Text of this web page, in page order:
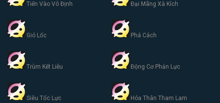
Tiến Vào Vô Định Đại Mãng Xà Kích
Gió Lốc Phá Cách
Trùm Kết Liễu Động Cơ Phản Lực
Siêu Tốc Lực Hóa Thân Tham Lam